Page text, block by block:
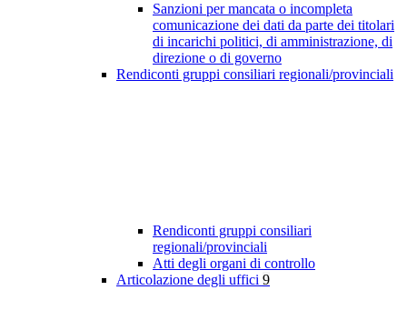
Sanzioni per mancata o incompleta
comunicazione dei dati da parte dei titolari
di incarichi politici, di amministrazione, di
direzione o di governo
Rendiconti gruppi consiliari regionali/provinciali
Rendiconti gruppi consiliari
regionali/provinciali
Atti degli organi di controllo
Articolazione degli uffici 9